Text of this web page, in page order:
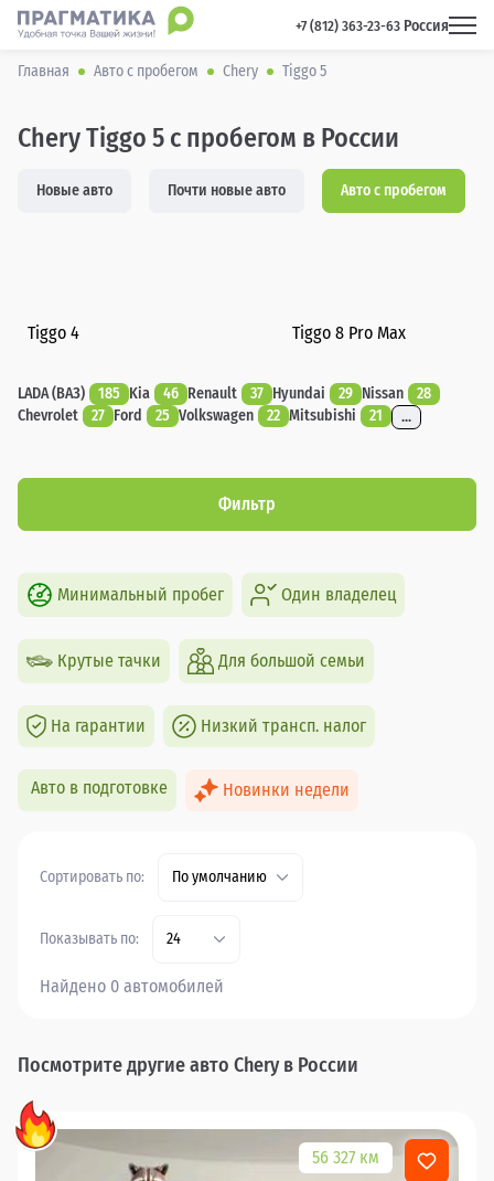
+7 (812) 363-23-63 Россия
Главная Авто с пробегом Chery Tiggo 5
Chery Tiggo 5 с пробегом в России
Новые авто Почти новые авто Авто с пробегом
Tiggo 4 Tiggo 8 Pro Max
LADA (ВАЗ) 185 Kia 46 Renault 37 Hyundai 29 Nissan
28
Chevrolet
27 Ford 25 Volkswagen 22 Mitsubishi 21 ...
Фильтр
Минимальный пробег Один владелец
Крутые тачки Для большой семьи
На гарантии Низкий трансп. налог
Авто в подготовке Новинки недели
Сортировать по: По умолчанию
Показывать по: 24
Найдено 0 автомобилей
Посмотрите другие авто Chery в России
56 327 км